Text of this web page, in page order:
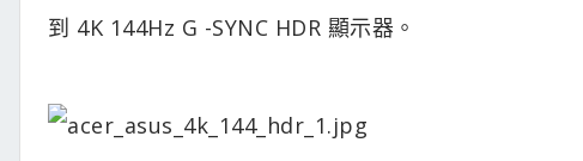
到 4K 144Hz G -SYNC HDR 顯示器。